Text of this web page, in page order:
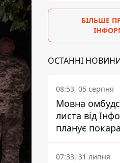
БІЛЬШЕ
ОСТАННІ
08:53, 05 серпня
Мовна
листа від
планує
підрядника
07:33, 31 липня